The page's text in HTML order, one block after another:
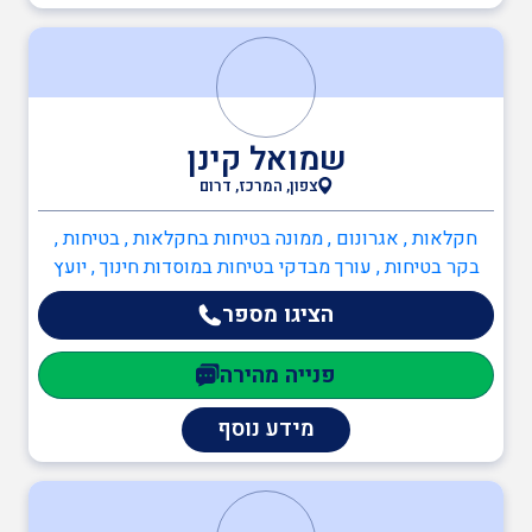
שמואל קינן
צפון, המרכז, דרום
חקלאות , אגרונום , ממונה בטיחות בחקלאות , בטיחות ,
בקר בטיחות , עורך מבדקי בטיחות במוסדות חינוך , יועץ
חומרים מסוכנים (חומ"ס) , יועץ בטיחות בעבודה , יועץ ISO
45001 , יועץ ISO 9001 , מדריך עבודה בגובה , ממונה
בטיחות בבניה , ממונה בטיחות בעבודה , ממונה בטיחות אש
, הגנת הסביבה , יועץ חומ"ס (חומרים מסוכנים) , יועץ הגנת
הסביבה , יועץ ISO 14001
הציגו מספר
פנייה מהירה
מידע נוסף